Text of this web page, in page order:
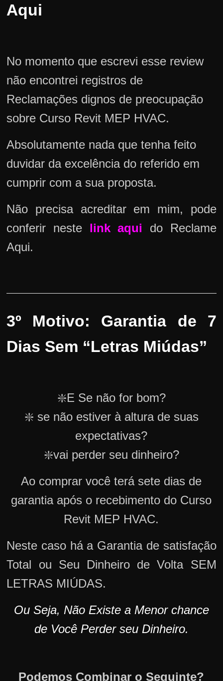
Aqui
No momento que escrevi esse review
não encontrei registros de
Reclamações dignos de preocupação
sobre Curso Revit MEP HVAC.
Absolutamente nada que tenha feito
duvidar da excelência do referido em
cumprir com a sua proposta.
Não precisa acreditar em mim, pode
conferir neste link aqui
do Reclame
Aqui.
3º Motivo: Garantia de 7
Dias Sem “Letras Miúdas”
❇️E Se não for bom?
❇️ se não estiver à altura de suas
expectativas?
❇️vai perder seu dinheiro?
Ao comprar você terá sete dias de
garantia após o recebimento do Curso
Revit MEP HVAC.
Neste caso há a Garantia de satisfação
Total ou Seu Dinheiro de Volta SEM
LETRAS MIÚDAS.
Ou Seja, Não Existe a Menor chance
de Você Perder seu Dinheiro.
Podemos Combinar o Seguinte?